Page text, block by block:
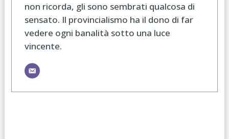
non ricorda, gli sono sembrati qualcosa di
sensato. Il provincialismo ha il dono di far
vedere ogni banalità sotto una luce
vincente.